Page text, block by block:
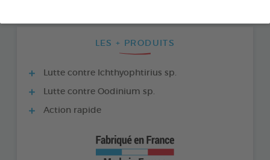
LES + PRODUITS
Lutte contre Ichthyophtirius sp.
Lutte contre Oodinium sp.
Action rapide